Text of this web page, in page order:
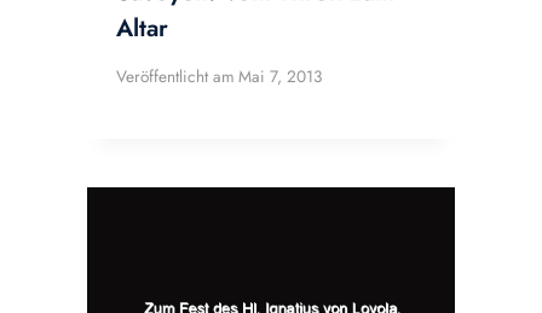
Altar
Veröffentlicht am Mai 7, 2013